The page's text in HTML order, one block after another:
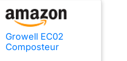
Growell EC02
Composteur